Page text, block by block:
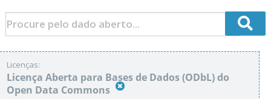
Licenças:
Licença Aberta para Bases de Dados (ODbL) do
Open Data Commons